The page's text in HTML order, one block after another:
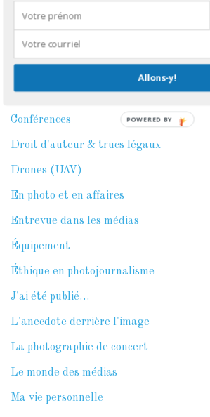
Apprivoiser la lumière
Chroniques
Conférences
Droit d'auteur & trucs légaux
Drones (UAV)
En photo et en affaires
Entrevue dans les médias
Équipement
Éthique en photojournalisme
J'ai été publié…
L'anecdote derrière l'image
La photographie de concert
Le monde des médias
Ma vie personnelle
Allons-y!
POWERED BY